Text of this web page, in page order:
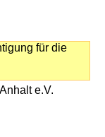
für die
e.V.